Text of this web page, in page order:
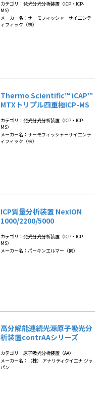
カテゴリ：発光分光分析装置（ICP・ICP-
MS）
メーカー名：サーモフィッシャーサイエンテ
ィフィック（株）
Thermo Scientific™ iCAP™
MTXトリプル四重極ICP-MS
カテゴリ：発光分光分析装置（ICP・ICP-
MS）
メーカー名：サーモフィッシャーサイエンテ
ィフィック（株）
ICP質量分析装置 NexION
1000/2200/5000
カテゴリ：発光分光分析装置（ICP・ICP-
MS）
メーカー名：パーキンエルマー（同）
高分解能連続光源原子吸光分
析装置contrAAシリーズ
カテゴリ：原子吸光分析装置（AA）
メーカー名：（株） アナリティクイエナ ジャ
パン